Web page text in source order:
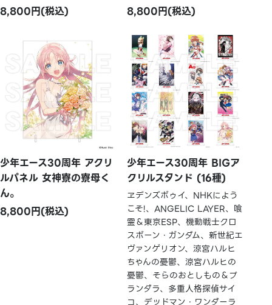
8,800円(税込)
8,800円(税込)
少年エース30周年 アクリ
ルパネル 女神寮の寮母く
ん。
8,800円(税込)
少年エース30周年 BIGア
クリルスタンド (16種)
ヱデンズボゥイ、NHKによう
こそ!、ANGELIC LAYER、喰
霊＆東京ESP、機動戦士クロ
スボーン・ガンダム、新世紀エ
ヴァンゲリオン、涼宮ハルヒ
ちゃんの憂鬱、涼宮ハルヒの
憂鬱、そらのおとしもの＆プ
ランダラ、多重人格探偵サイ
コ、デッドマン・ワンダーラ